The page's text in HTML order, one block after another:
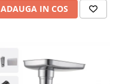
ADAUGA IN COS